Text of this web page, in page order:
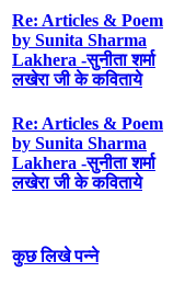
Re: Articles & Poem
by Sunita Sharma
Lakhera -सुनीता शर्मा
लखेरा जी के कविताये
Re: Articles & Poem
by Sunita Sharma
Lakhera -सुनीता शर्मा
लखेरा जी के कविताये
कुछ लिखे पन्ने